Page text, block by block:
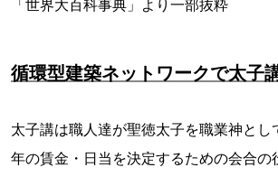
「世界大百科事典」より一部抜粋
循環型建築ネットワークで太子
太子講は職人達が聖徳太子を職業神とし
年の賃金・日当を決定するための会合の